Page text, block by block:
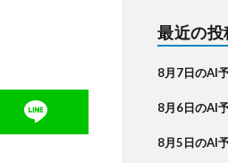
最近の投
8月7日のAI
8月6日のAI
8月5日のAI